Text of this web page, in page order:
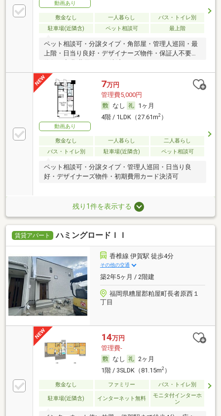
動画あり
敷金なし 一人暮らし
バス・トイレ別
駐車場(近隣含)
ペット相談可 最上階
ペット相談可・分譲タイプ・角部屋・管理人巡回・最
上階・日当り良好・デザイナーズ物件・保証人不要／
動画あり
7万円
管理費5,000円
なし
1ヶ月
4階 / 1LDK（27.61m2）
敷金なし 一人暮らし
二人暮らし
バス・トイレ別
駐車場(近隣含) ペット相談可
ペット相談可・分譲タイプ・管理人巡回・日当り良
好・デザイナーズ物件・初期費用カード決済可
残り1件を表示する
賃貸アパート ハミングロードＩＩ
香椎線 伊賀駅 徒歩4分
その他の交通
築2年5ヶ月 / 2階建
福岡県糟屋郡粕屋町長者原西１
丁目
14万円
管理費-
なし
2ヶ月
1階 / 3SLDK（81.15m2）
敷金なし ファミリー バス・トイレ別
駐車場(近隣含) インターネット無料
モニタ付インターホ
ン